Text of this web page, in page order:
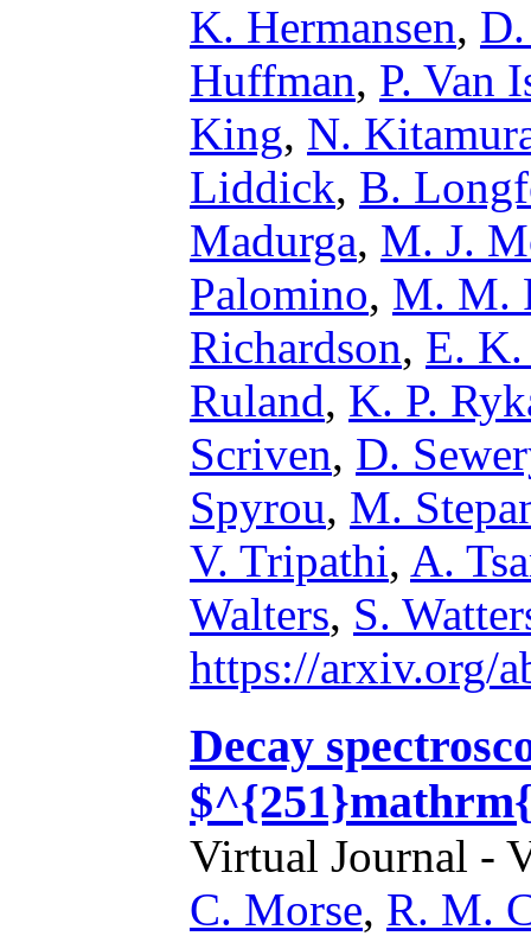
K. Hermansen,
Huffman, P. Van
King, N.
Liddick, B.
Madurga, M. J.
Palomino, M. M.
Richardson, E.
Ruland, K. P.
Scriven, D.
Spyrou, M.
V. Tripathi, A.
Walters, S.
https://arxiv.org/
Decay
Virtual Journal -
C. Morse, R. M.